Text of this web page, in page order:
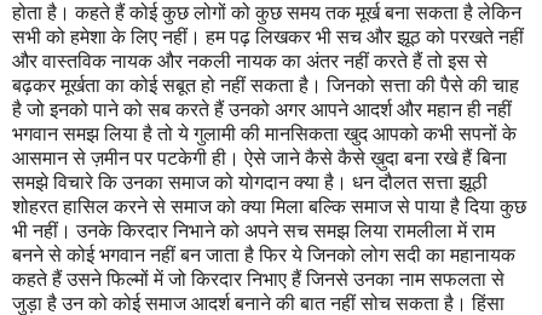
होता है। कहते हैं कोई कुछ लोगों को कुछ समय तक मूर्ख बना सकता है लेकिन
सभी को हमेशा के लिए नहीं। हम पढ़ लिखकर भी सच और झूठ को परखते नहीं
और वास्तविक नायक और नकली नायक का अंतर नहीं करते हैं तो इस से
बढ़कर मूर्खता का कोई सबूत हो नहीं सकता है। जिनको सत्ता की पैसे की चाह
है जो इनको पाने को सब करते हैं उनको अगर आपने आदर्श और महान ही नहीं
भगवान समझ लिया है तो ये गुलामी की मानसिकता खुद आपको कभी सपनों के
आसमान से ज़मीन पर पटकेगी ही। ऐसे जाने कैसे कैसे ख़ुदा बना रखे हैं बिना
समझे विचारे कि उनका समाज को योगदान क्या है। धन दौलत सत्ता झूठी
शोहरत हासिल करने से समाज को क्या मिला बल्कि समाज से पाया है दिया कुछ
भी नहीं। उनके किरदार निभाने को अपने सच समझ लिया रामलीला में राम
बनने से कोई भगवान नहीं बन जाता है फिर ये जिनको लोग सदी का महानायक
कहते हैं उसने फिल्मों में जो किरदार निभाए हैं जिनसे उनका नाम सफलता से
जुड़ा है उन को कोई समाज आदर्श बनाने की बात नहीं सोच सकता है। हिंसा